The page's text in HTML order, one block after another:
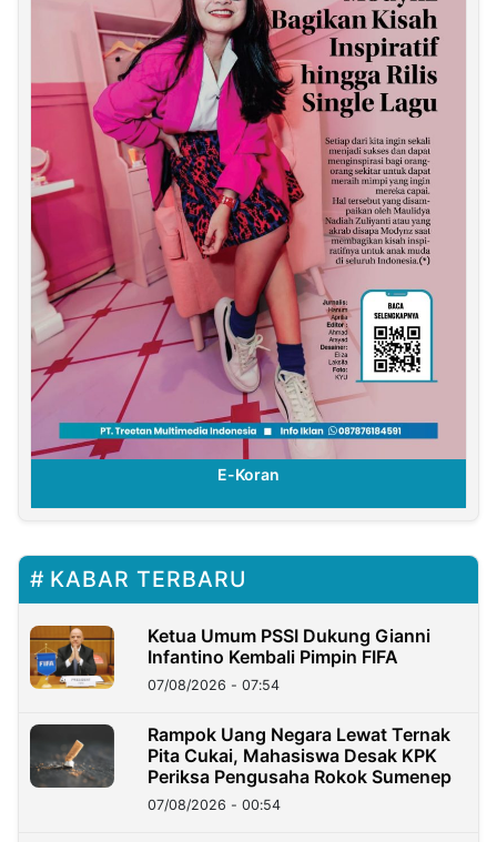
E-Koran
KABAR TERBARU
Ketua Umum PSSI Dukung Gianni
Infantino Kembali Pimpin FIFA
07/08/2026 - 07:54
Rampok Uang Negara Lewat Ternak
Pita Cukai, Mahasiswa Desak KPK
Periksa Pengusaha Rokok Sumenep
07/08/2026 - 00:54